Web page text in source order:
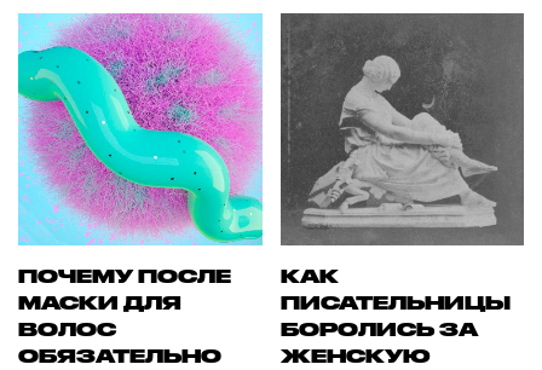
ПОЧЕМУ ПОСЛЕ
МАСКИ ДЛЯ
ВОЛОС
ОБЯЗАТЕЛЬНО
КАК
ПИСАТЕЛЬНИЦЫ
БОРОЛИСЬ ЗА
ЖЕНСКУЮ